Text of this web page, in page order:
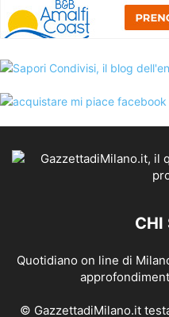
CHI
Quotidiano on line di
© GazzettadiMilano.it